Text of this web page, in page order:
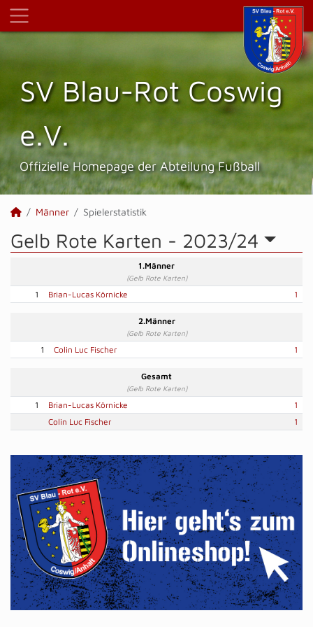
SV Blau-Rot Coswig
e.V.
Offizielle Homepage der Abteilung Fußball
Männer Spielerstatistik
Gelb Rote Karten - 2023/24
1.Männer
(Gelb Rote Karten)
1 Brian-Lucas Körnicke 1
2.Männer
(Gelb Rote Karten)
1 Colin Luc Fischer 1
Gesamt
(Gelb Rote Karten)
1 Brian-Lucas Körnicke
1
Colin Luc Fischer
1